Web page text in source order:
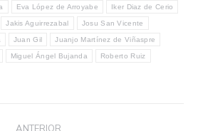
Eva López de Arroyabe Iker Diaz de Cerio
Jakis Aguirrezabal Josu San Vicente
Juan Gil Juanjo Martínez de Viñaspre
Miguel Ángel Bujanda Roberto Ruiz
ANTERIOR